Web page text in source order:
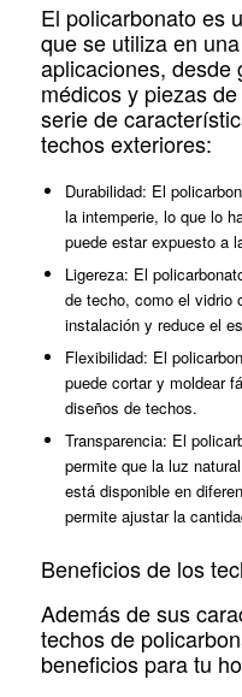
El policarbonato es
que se utiliza en
aplicaciones, desde
médicos y piezas
serie de
techos exteriores:
Durabilidad: El
la intemperie, lo que lo
puede estar expuesto a
Ligereza: El
de techo, como el vidrio
instalación y reduce el
Flexibilidad: El
puede cortar y moldear
diseños de techos.
Transparencia: El
permite que la luz
está disponible en
permite ajustar la
Beneficios de los
Además de sus
techos de
beneficios para tu